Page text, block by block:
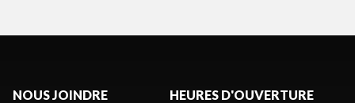
NOUS JOINDRE HEURES D'OUVERTURE